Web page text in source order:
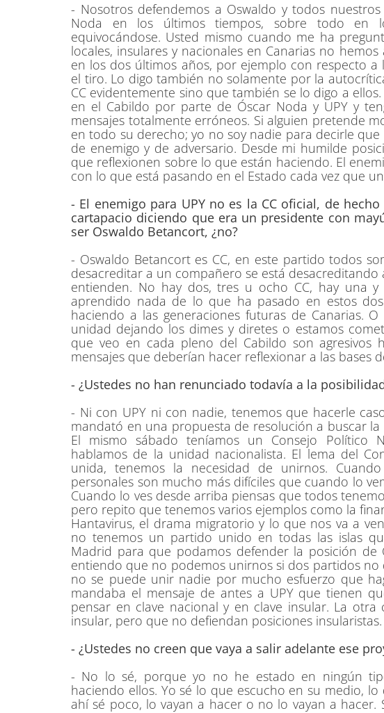
- Nosotros defendemos a Oswaldo y todos
Noda en los últimos tiempos, sobre todo en
equivocándose. Usted mismo cuando me ha
locales, insulares y nacionales en Canarias no
en los dos últimos años, por ejemplo con respecto
el tiro. Lo digo también no solamente por la
CC evidentemente sino que también se lo digo a
en el Cabildo por parte de Óscar Noda y UPY y
mensajes totalmente erróneos. Si alguien pretende
en todo su derecho; yo no soy nadie para decirle
de enemigo y de adversario. Desde mi humilde
que reflexionen sobre lo que están haciendo. El
con lo que está pasando en el Estado cada vez que
- El enemigo para UPY no es la CC oficial, de
cartapacio diciendo que era un presidente con
ser Oswaldo Betancort, ¿no?
- Oswaldo Betancort es CC, en este partido todos
desacreditar a un compañero se está
entienden. No hay dos, tres u ocho CC, hay una
aprendido nada de lo que ha pasado en estos
haciendo a las generaciones futuras de Canarias.
unidad dejando los dimes y diretes o estamos
que veo en cada pleno del Cabildo son agresivos
mensajes que deberían hacer reflexionar a las bases
- ¿Ustedes no han renunciado todavía a la
- Ni con UPY ni con nadie, tenemos que hacerle
mandató en una propuesta de resolución a buscar
El mismo sábado teníamos un Consejo Político
hablamos de la unidad nacionalista. El lema del
unida, tenemos la necesidad de unirnos.
personales son mucho más difíciles que cuando lo
Cuando lo ves desde arriba piensas que todos
pero repito que tenemos varios ejemplos como la
Hantavirus, el drama migratorio y lo que nos va a
no tenemos un partido unido en todas las islas
Madrid para que podamos defender la posición de
entiendo que no podemos unirnos si dos partidos
no se puede unir nadie por mucho esfuerzo que
mandaba el mensaje de antes a UPY que tienen
pensar en clave nacional y en clave insular. La
insular, pero que no defiendan posiciones insularistas.
- ¿Ustedes no creen que vaya a salir adelante ese
- No lo sé, porque yo no he estado en ningún
haciendo ellos. Yo sé lo que escucho en su medio,
ahí sé poco, lo vayan a hacer o no lo vayan a